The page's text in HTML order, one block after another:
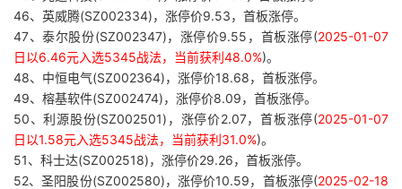
46、英威腾(SZ002334)，涨停价9.53，首板涨停。
47、泰尔股份(SZ002347)，涨停价9.55，首板涨停(2025-01-07
日以6.46元入选5345战法，当前获利48.0%)。
48、中恒电气(SZ002364)，涨停价18.68，首板涨停。
49、榕基软件(SZ002474)，涨停价8.09，首板涨停。
50、利源股份(SZ002501)，涨停价2.07，首板涨停(2025-01-07
日以1.58元入选5345战法，当前获利31.0%)。
51、科士达(SZ002518)，涨停价29.26，首板涨停。
52、圣阳股份(SZ002580)，涨停价10.59，首板涨停(2025-02-18